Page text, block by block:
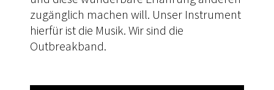
zugänglich machen will. Unser Instrument
hierfür ist die Musik. Wir sind die
Outbreakband.